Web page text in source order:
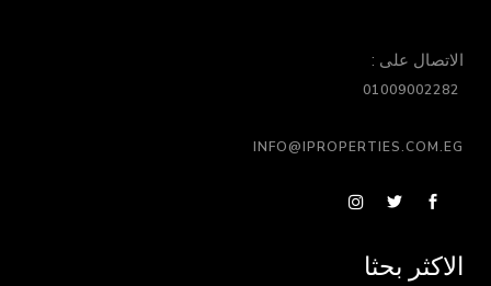
الاتصال على :
INFO@IPROPERTIES.COM.EG
الاكثر بحثا